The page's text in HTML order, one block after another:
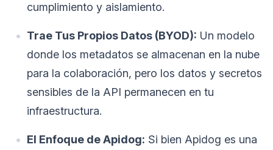
cumplimiento y aislamiento.
Trae Tus Propios Datos (BYOD): Un modelo
donde los metadatos se almacenan en la nube
para la colaboración, pero los datos y secretos
sensibles de la API permanecen en tu
infraestructura.
El Enfoque de Apidog: Si bien Apidog es una